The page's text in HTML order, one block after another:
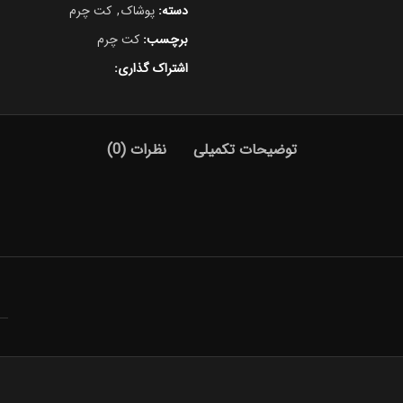
دسته: پوشاک, کت چرم
برچسب: کت چرم
اشتراک گذاری:
توضیحات تکمیلی نظرات (0)